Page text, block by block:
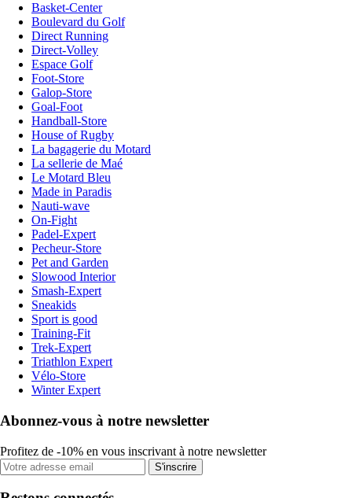
Basket-Center
Boulevard du Golf
Direct Running
Direct-Volley
Espace Golf
Foot-Store
Galop-Store
Goal-Foot
Handball-Store
House of Rugby
La bagagerie du Motard
La sellerie de Maé
Le Motard Bleu
Made in Paradis
Nauti-wave
On-Fight
Padel-Expert
Pecheur-Store
Pet and Garden
Slowood Interior
Smash-Expert
Sneakids
Sport is good
Training-Fit
Trek-Expert
Triathlon Expert
Vélo-Store
Winter Expert
Abonnez-vous à notre newsletter
Profitez de -10% en vous inscrivant à notre newsletter
S'inscrire